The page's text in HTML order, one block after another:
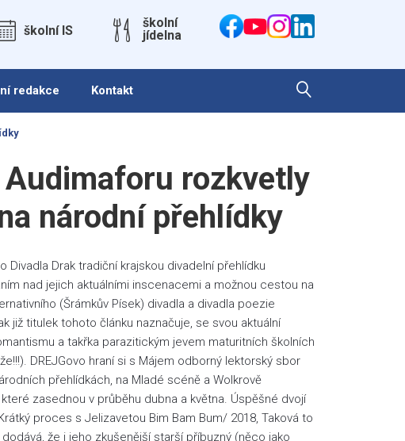
školní IS
školní
jídelna
redakce Kontakt
Audimaforu rozkvetly
národní přehlídky
Drak tradiční krajskou divadelní přehlídku
nad jejich aktuálními inscenacemi a možnou cestou na
(Šrámkův Písek) divadla a divadla poezie
již titulek tohoto článku naznačuje, se svou aktuální
a takřka parazitickým jevem maturitních školních
DREJGovo hraní si s Májem odborný lektorský sbor
přehlídkách, na Mladé scéně a Wolkrově
zasednou v průběhu dubna a května. Úspěšné dvojí
proces s Jelizavetou Bim Bam Bum/ 2018, Taková to
že i jeho zkušenější starší příbuzný (něco jako